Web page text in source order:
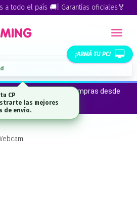
el país 🚚| Garantías oficiales🏅
¡ARMÁ TU PC!
· GBA ·La Plata en compras desde
CP
las mejores
de envío.